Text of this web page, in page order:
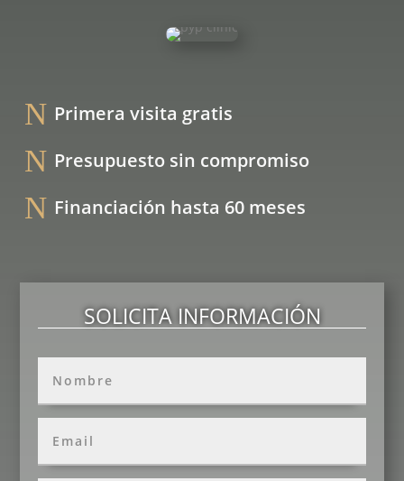
N Primera visita gratis
N Presupuesto sin compromiso
N Financiación hasta 60 meses
SOLICITA INFORMACIÓN